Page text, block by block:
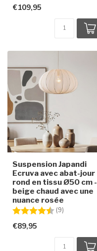
€109,95
Suspension Japandi
Ecruva avec abat-jour
rond en tissu Ø50 cm -
beige chaud avec une
nuance rosée
Note:
(9)
€89,95